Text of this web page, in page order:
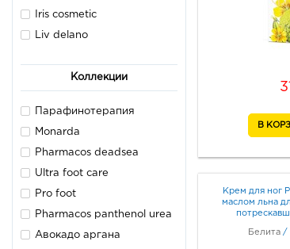
Iris cosmetic
Liv delano
Коллекции
Парафинотерапия
Monarda
Pharmacos deadsea
Ultra foot care
Pro foot
Pharmacos panthenol urea
Авокадо аргана
Крем для
маслом льна
Белита /